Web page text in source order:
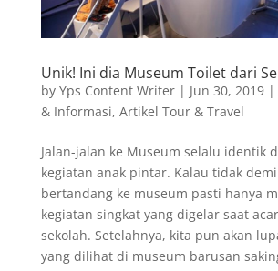
Unik! Ini dia Museum Toilet dari
by Yps Content Writer| Jun 30, 2019|
& Informasi, Artikel Tour & Travel
Jalan-jalan ke Museum selalu identik
kegiatan anak pintar. Kalau tidak
bertandang ke museum pasti hanya
kegiatan singkat yang digelar saat
sekolah. Setelahnya, kita pun akan
yang dilihat di museum barusan